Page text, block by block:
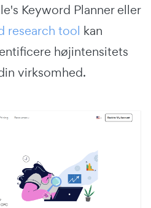
Keyword Planner eller
research tool kan
højintensitets
virksomhed.